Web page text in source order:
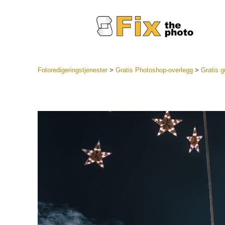
LR
samlinger
Beste
Mobile
Fotoredigeringstjenester> Gratis Photoshop-overlegg> Gratis